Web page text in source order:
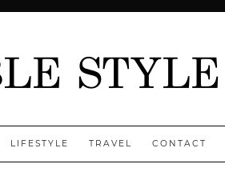
LIFESTYLE TRAVEL CONTACT